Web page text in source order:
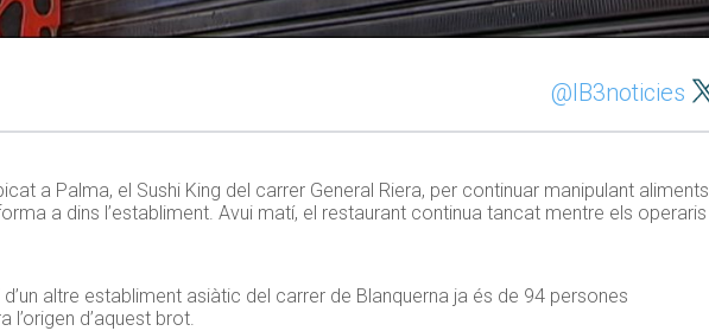
@IB3noticies
a Palma, el Sushi King del carrer General Riera, per continuar manipulant aliments
a dins l’establiment. Avui matí, el restaurant continua tancat mentre els operaris
altre establiment asiàtic del carrer de Blanquerna ja és de 94 persones
l’origen d’aquest brot.